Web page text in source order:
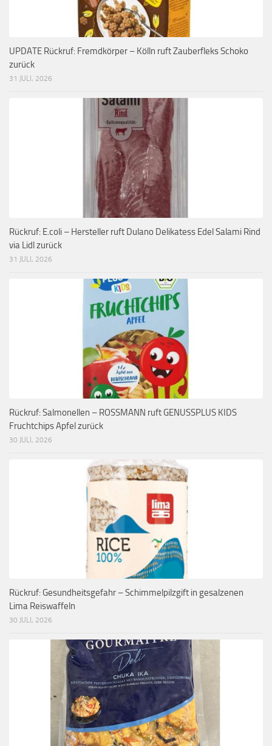
UPDATE Rückruf: Fremdkörper – Kölln ruft Zauberfleks Schoko
zurück
31 JULI, 2026
Rückruf: E.coli – Hersteller ruft Dulano Delikatess Edel Salami Rind
via Lidl zurück
31 JULI, 2026
Rückruf: Salmonellen – ROSSMANN ruft GENUSSPLUS KIDS
Fruchtchips Apfel zurück
30 JULI, 2026
Rückruf: Gesundheitsgefahr – Schimmelpilzgift in gesalzenen
Lima Reiswaffeln
30 JULI, 2026